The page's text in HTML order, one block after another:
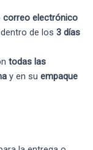
correo electrónico
de los 3 días
todas las
y en su empaque